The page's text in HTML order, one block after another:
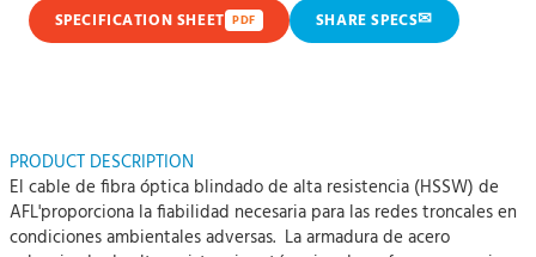
SPECIFICATION SHEET PDF SHARE SPECS✉
PRODUCT DESCRIPTION
El cable de fibra óptica blindado de alta resistencia (HSSW) de
AFL'proporciona la fiabilidad necesaria para las redes troncales en
condiciones ambientales adversas. La armadura de acero